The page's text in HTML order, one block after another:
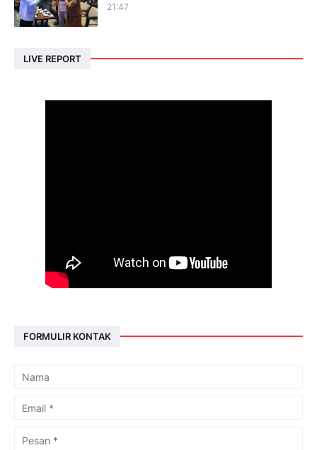
21:47
LIVE REPORT
FORMULIR KONTAK